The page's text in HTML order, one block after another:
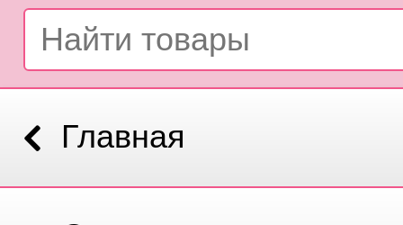
Главная